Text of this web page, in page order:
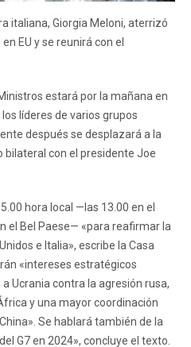
italiana, Giorgia Meloni, aterrizó
EU y se reunirá con el
estará por la mañana en
líderes de varios grupos
después se desplazará a la
bilateral con el presidente Joe
hora local —las 13.00 en el
el Bel Paese— «para reafirmar la
e Italia», escribe la Casa
«intereses estratégicos
Ucrania contra la agresión rusa,
y una mayor coordinación
Se hablará también de la
G7 en 2024», concluye el texto.